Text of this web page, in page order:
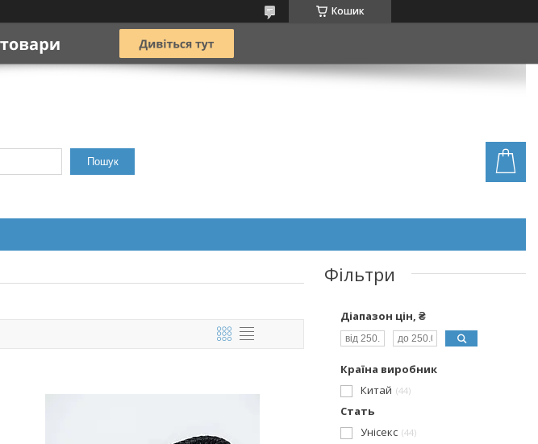
Кошик
Пошук
Фільтри
Діапазон цін, ₴
Країна виробник
Китай 44
Стать
Унісекс 44